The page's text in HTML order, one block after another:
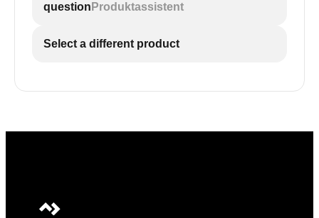
question Produktassistent
Select a different product